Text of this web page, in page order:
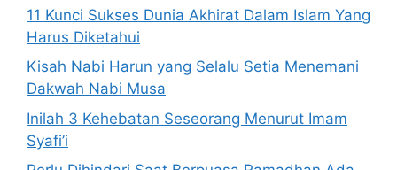
11 Kunci Sukses Dunia Akhirat Dalam Islam Yang
Harus Diketahui
Kisah Nabi Harun yang Selalu Setia Menemani
Dakwah Nabi Musa
Inilah 3 Kehebatan Seseorang Menurut Imam
Syafi’i